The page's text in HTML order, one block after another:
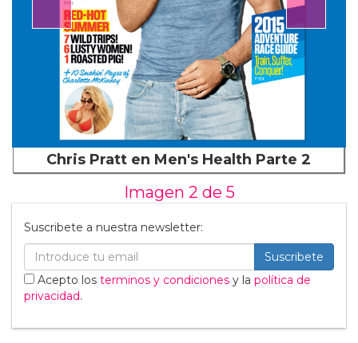
Chris Pratt en Men's Health Parte 2
Imagen 2 de 5
Suscribete a nuestra newsletter:
Suscribete
Acepto los terminos y condiciones y la política de
privacidad.